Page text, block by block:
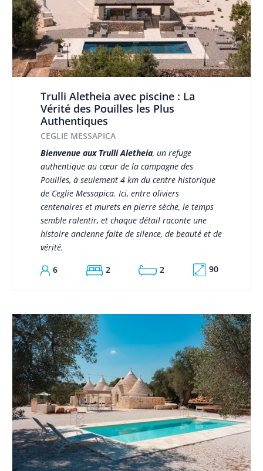
Trulli Aletheia avec piscine : La
Vérité des Pouilles les Plus
Authentiques
CEGLIE MESSAPICA
Bienvenue aux Trulli Aletheia, un refuge
authentique au cœur de la campagne des
Pouilles, à seulement 4 km du centre historique
de Ceglie Messapica. Ici, entre oliviers
centenaires et murets en pierre sèche, le temps
semble ralentir, et chaque détail raconte une
histoire ancienne faite de silence, de beauté et de
vérité.
6
2 2 90